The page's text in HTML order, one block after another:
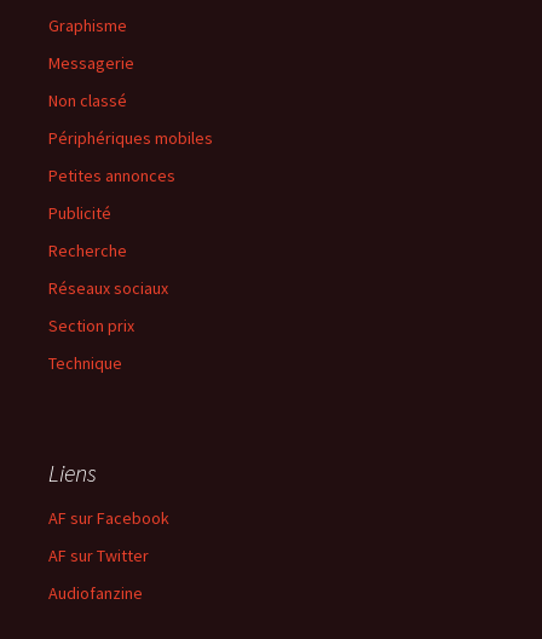
Graphisme
Messagerie
Non classé
Périphériques mobiles
Petites annonces
Publicité
Recherche
Réseaux sociaux
Section prix
Technique
Liens
AF sur Facebook
AF sur Twitter
Audiofanzine